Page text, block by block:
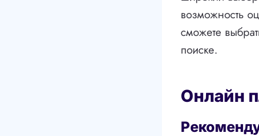
возможность
сможете
поиске.
Онлайн